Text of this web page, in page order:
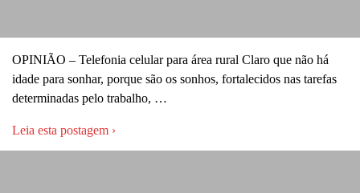
OPINIÃO – Telefonia celular para área rural Claro que não há
idade para sonhar, porque são os sonhos, fortalecidos nas tarefas
determinadas pelo trabalho, …
Leia esta postagem ›